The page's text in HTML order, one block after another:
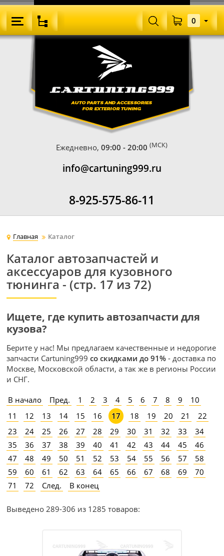
Ежедневно,09:00 - 20:00 (МСК)
info@cartuning999.ru
8-925-575-86-11
0
Главная Каталог
Каталог автозапчастей и
аксессуаров для кузовного
тюнинга - (стр. 17 из 72)
Ищете, где купить автозапчасти для
кузова?
Берите у нас! Мы предлагаем качественные и недорогие
запчасти Cartuning999со скидками до 91% - доставка по
Москве, Московской области, а так же в регионы России
и СНГ.
В начало Пред. 1 2 3 4 5 6 7 8 9
10
11
12 13 14 15 16 17 18 19 20 21
22
23
24 25 26 27 28 29 30 31 32 33
34
35
36 37 38 39 40 41 42 43 44 45
46
47
48 49 50 51 52 53 54 55 56 57
58
59
60 61 62 63 64 65 66 67 68 69
70
71
72 След. В конец
Выведено 289-306 из 1285 товаров: